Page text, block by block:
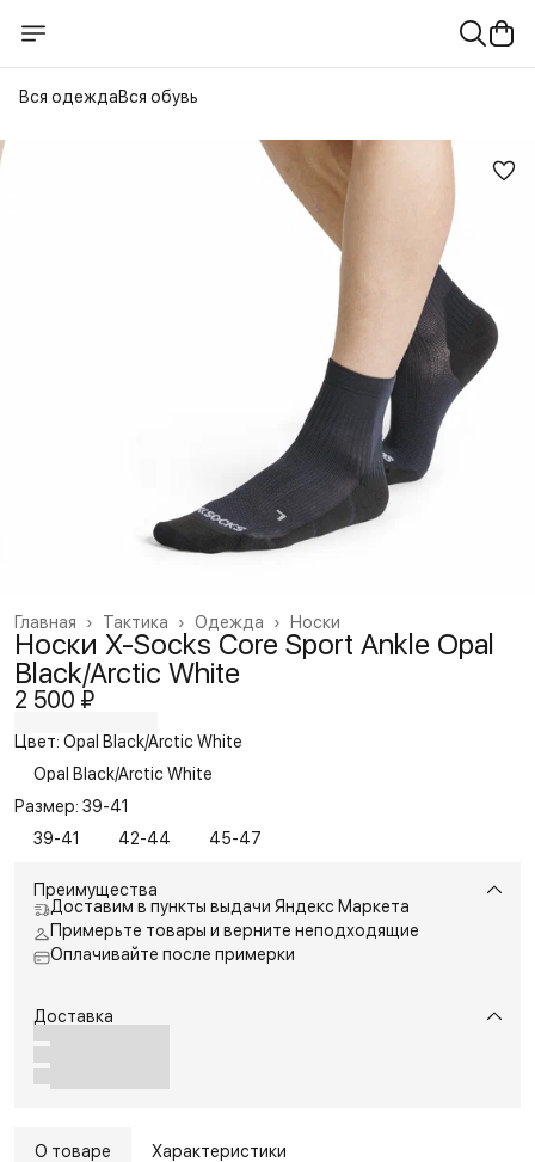
Вся одеждаВся обувь
Носки
Одежда ›
Тактика ›
Главная ›
Носки X-Socks Core Sport Ankle Opal
Black/Arctic White
2 500 ₽
Цвет: Opal Black/Arctic White
Opal Black/Arctic White
Размер: 39-41
39-41
42-44 45-47
Преимущества
Доставим в пункты выдачи Яндекс Маркета
Примерьте товары и верните неподходящие
Оплачивайте после примерки
Доставка
О товаре Характеристики